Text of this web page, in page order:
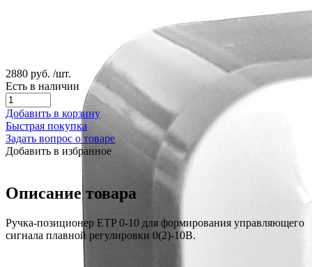
2880 руб. /шт.
Есть в наличии
Добавить в корзину
Быстрая покупка
Задать вопрос о товаре
Добавить в избранное
Описание товара
Ручка-позиционер ETP 0-10 для формирования управляющего
сигнала плавной регулировки 0(2)-10В.